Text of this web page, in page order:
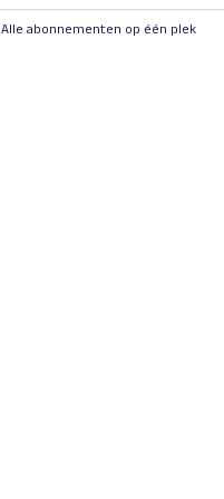
Alle abonnementen op één plek